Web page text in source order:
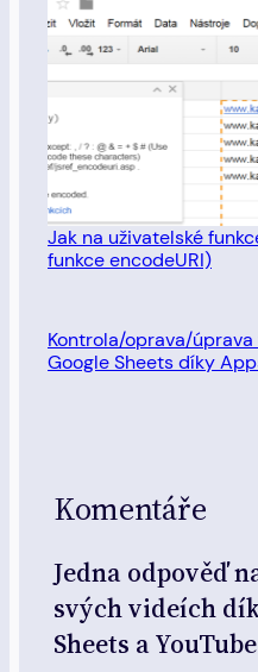
Jak na uživatelské
funkce encodeURI)
Kontrola/oprava/
Google Sheets díky
Komentáře
Jedna odpověď
svých videích
Sheets a